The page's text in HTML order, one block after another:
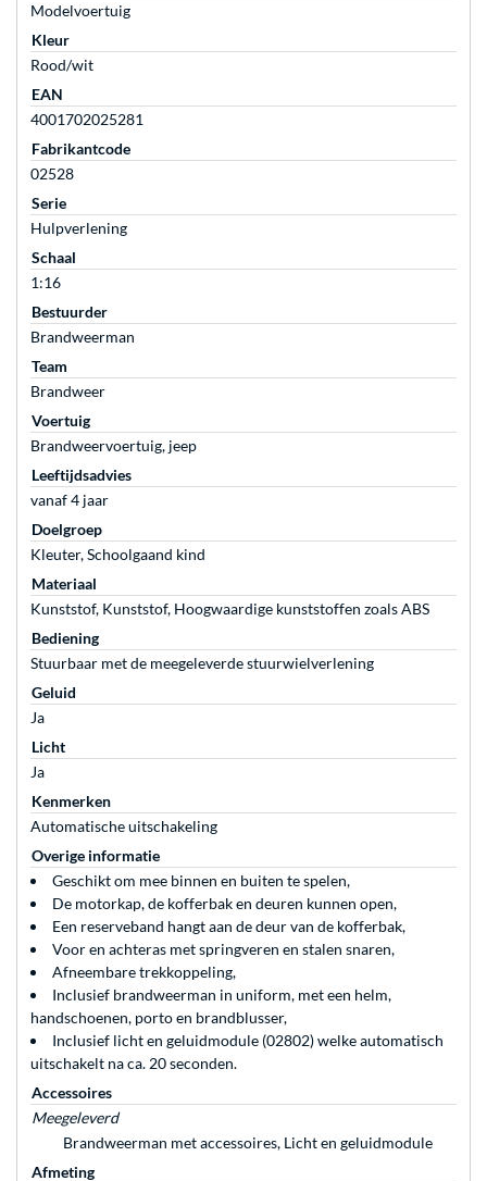
Modelvoertuig
Kleur
Rood/wit
EAN
4001702025281
Fabrikantcode
02528
Serie
Hulpverlening
Schaal
1:16
Bestuurder
Brandweerman
Team
Brandweer
Voertuig
Brandweervoertuig, jeep
Leeftijdsadvies
vanaf 4 jaar
Doelgroep
Kleuter, Schoolgaand kind
Materiaal
Kunststof, Kunststof, Hoogwaardige kunststoffen zoals ABS
Bediening
Stuurbaar met de meegeleverde stuurwielverlening
Geluid
Ja
Licht
Ja
Kenmerken
Automatische uitschakeling
Overige informatie
Geschikt om mee binnen en buiten te spelen,
De motorkap, de kofferbak en deuren kunnen open,
Een reserveband hangt aan de deur van de kofferbak,
Voor en achteras met springveren en stalen snaren,
Afneembare trekkoppeling,
Inclusief brandweerman in uniform, met een helm,
handschoenen, porto en brandblusser,
Inclusief licht en geluidmodule (02802) welke automatisch
uitschakelt na ca. 20 seconden.
Accessoires
Meegeleverd
Brandweerman met accessoires, Licht en geluidmodule
Afmeting